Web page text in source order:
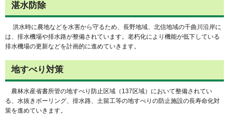
湛水防除
洪水時に農地などを水害から守るため、長野地域、北信地域の千曲川沿岸に
は、排水機場や排水路が整備されています。老朽化により機能が低下している
排水機場の更新などを計画的に進めていきます。
地すべり対策
農林水産省書所管の地すべり防止区域（137区域）において整備されてい
る、水抜きボーリング、排水路、土留工等の地すべりの防止施設の長寿命化対
策を進めていきます。